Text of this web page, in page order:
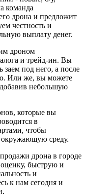
команда
дрона и предложит
честность и
выплату денег.
дроном
и трейд-ин. Вы
заем под него, а после
Или же, вы можете
небольшую
которые вы
в
чтобы
окружающую среду.
дрона в городе
быструю и
и
к нам сегодня и